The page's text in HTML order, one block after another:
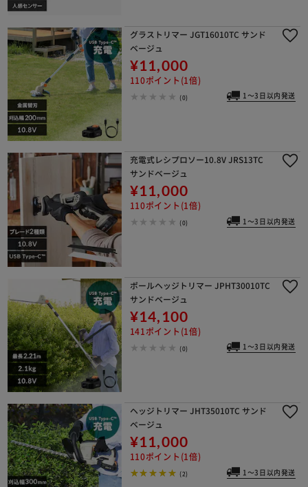
グラストリマー JGT16010TC サンド
ベージュ
¥11,000
110ポイント(1倍)
(0) 1～3日以内発送
充電式レシプロソー10.8V JRS13TC
サンドベージュ
¥11,000
110ポイント(1倍)
(0) 1～3日以内発送
ポールヘッジトリマー JPHT30010TC
サンドベージュ
¥14,100
141ポイント(1倍)
(0) 1～3日以内発送
ヘッジトリマー JHT35010TC サンド
ベージュ
¥11,000
110ポイント(1倍)
(2) 1～3日以内発送